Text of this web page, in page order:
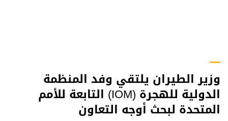
وزير الطيران يلتقي وفد المنظمة
الدولية للهجرة (IOM) التابعة للأمم
المتحدة لبحث أوجه التعاون